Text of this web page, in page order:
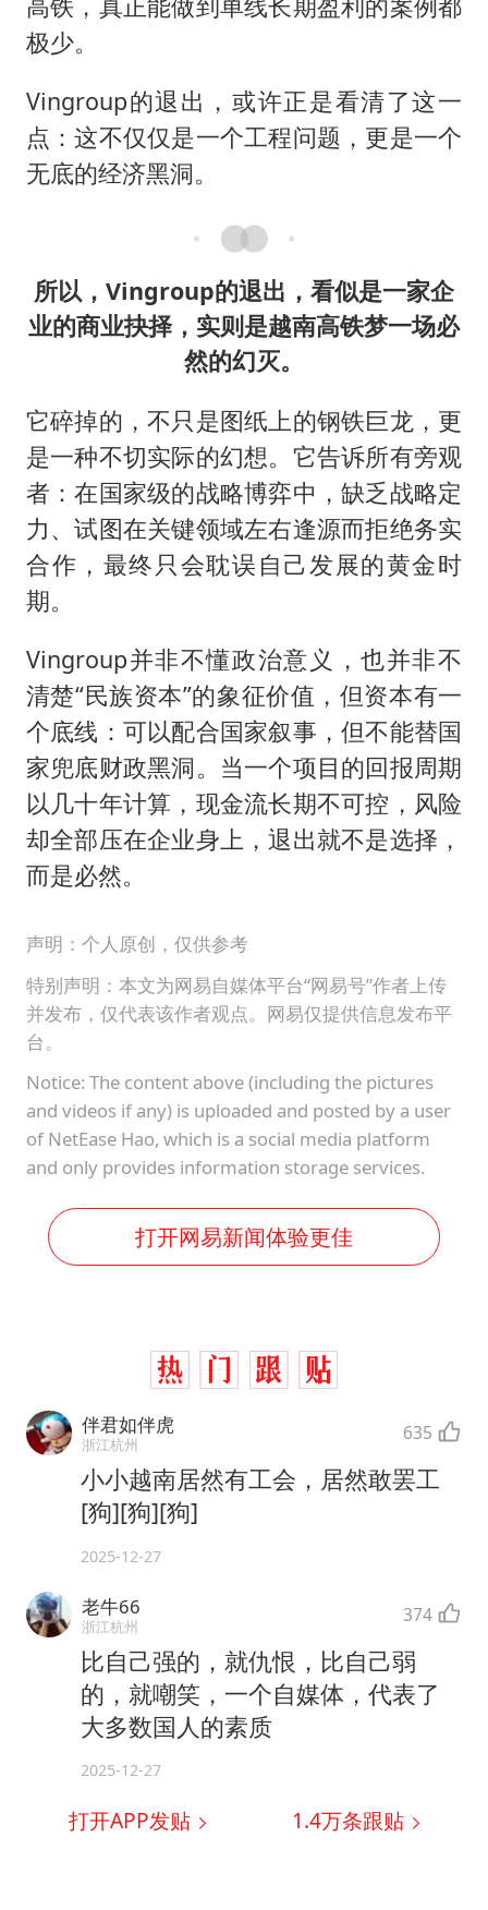
极少。
Vingroup的退出，或许正是看清了这一
点：这不仅仅是一个工程问题，更是一个
无底的经济黑洞。
所以，Vingroup的退出，看似是一家企
业的商业抉择，实则是越南高铁梦一场必
然的幻灭。
它碎掉的，不只是图纸上的钢铁巨龙，更
是一种不切实际的幻想。它告诉所有旁观
者：在国家级的战略博弈中，缺乏战略定
力、试图在关键领域左右逢源而拒绝务实
合作，最终只会耽误自己发展的黄金时
期。
Vingroup并非不懂政治意义，也并非不
清楚“民族资本”的象征价值，但资本有一
个底线：可以配合国家叙事，但不能替国
家兜底财政黑洞。当一个项目的回报周期
以几十年计算，现金流长期不可控，风险
却全部压在企业身上，退出就不是选择，
而是必然。
声明：个人原创，仅供参考
特别声明：本文为网易自媒体平台“网易号”作者上传
并发布，仅代表该作者观点。网易仅提供信息发布平
台。
Notice: The content above (including the pictures
and videos if any) is uploaded and posted by a user
of NetEase Hao, which is a social media platform
and only provides information storage services.
打开网易新闻体验更佳
伴君如伴虎
浙江杭州 635
小小越南居然有工会，居然敢罢工
[狗][狗][狗]
2025-12-27
老牛66
浙江杭州 374
比自己强的，就仇恨，比自己弱
的，就嘲笑，一个自媒体，代表了
大多数国人的素质
2025-12-27
打开APP发贴 1.4万条跟贴